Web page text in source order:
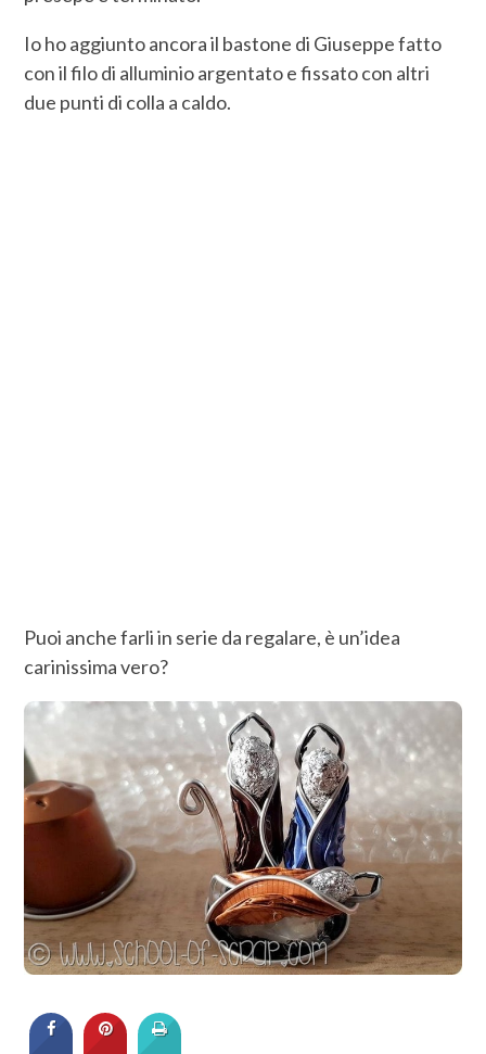
Io ho aggiunto ancora il bastone di Giuseppe fatto
con il filo di alluminio argentato e fissato con altri
due punti di colla a caldo.
Puoi anche farli in serie da regalare, è un’idea
carinissima vero?